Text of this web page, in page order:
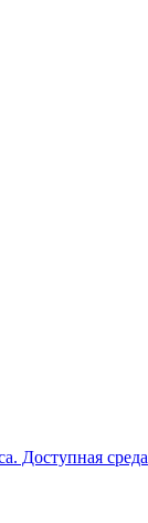
Доступная среда